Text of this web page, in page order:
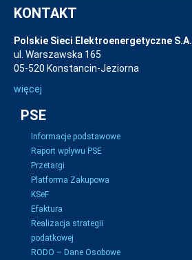
KONTAKT
Polskie Sieci Elektroenergetyczne S.A.
ul. Warszawska 165
05-520 Konstancin-Jeziorna
więcej
PSE
Informacje podstawowe
Raport wpływu PSE
Przetargi
Platforma Zakupowa
KSeF
Efaktura
Realizacja strategii
podatkowej
RODO – Dane Osobowe